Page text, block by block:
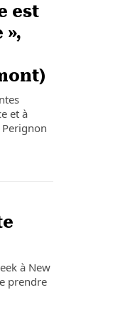
est
»,
et à
à New
prendre